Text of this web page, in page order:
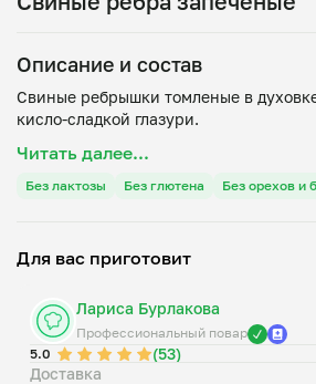
Описание и состав
Свиные ребрышки томленые в
Читать далее...
Без лактозы Без глютена Без орехов и
Для вас приготовит
Лариса Бурлакова
Профессиональный повар
5.0
(53)
Доставка